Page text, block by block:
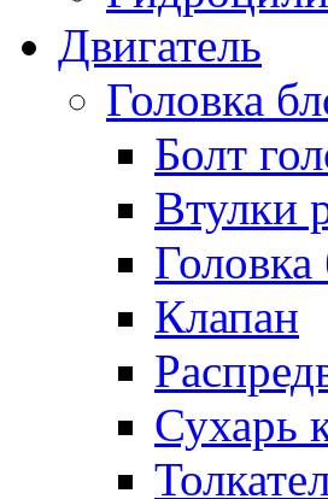
Двигатель
Головка
Болт
Втулки
Клапан
Сухарь